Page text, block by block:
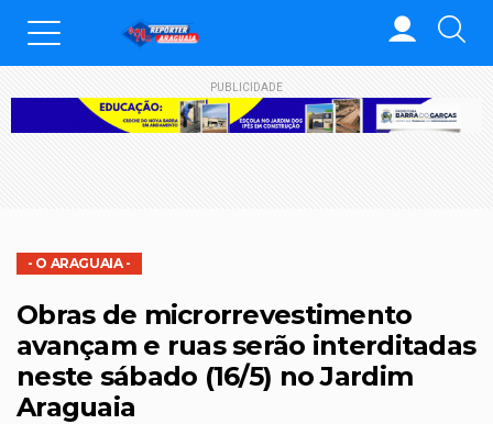
PUBLICIDADE
- O ARAGUAIA -
Obras de microrrevestimento
avançam e ruas serão interditadas
neste sábado (16/5) no Jardim
Araguaia